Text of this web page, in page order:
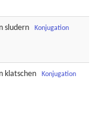
sludern Konjugation
klatschen Konjugation